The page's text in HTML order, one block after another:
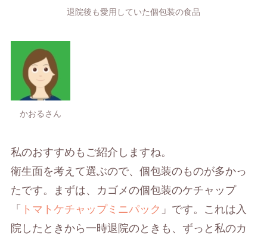
退院後も愛用していた個包装の食品
かおるさん
私のおすすめもご紹介しますね。
衛生面を考えて選ぶので、個包装のものが多かっ
たです。まずは、カゴメの個包装のケチャップ
「
トマトケチャップミニパック 」です。これは入
院したときから一時退院のときも、ずっと私のカ